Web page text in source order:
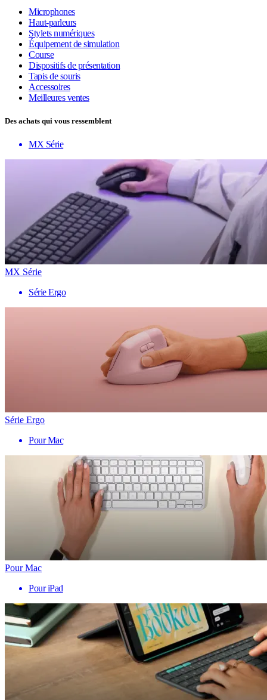
Microphones
Haut-parleurs
Stylets numériques
Équipement de simulation
Course
Dispositifs de présentation
Tapis de souris
Accessoires
Meilleures ventes
Des achats qui vous ressemblent
MX Série
MX Série
Série Ergo
Série Ergo
Pour Mac
Pour Mac
Pour iPad